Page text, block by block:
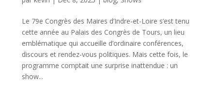
Le 79e Congrès des Maires d’Indre-et-Loire s’est tenu
cette année au Palais des Congrès de Tours, un lieu
emblématique qui accueille d’ordinaire conférences,
discours et rendez-vous politiques. Mais cette fois, le
programme comptait une surprise inattendue : un
show...